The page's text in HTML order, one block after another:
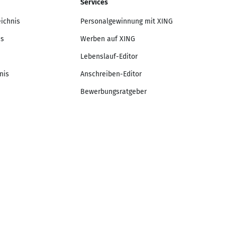
Services
Personalgewinnung mit XING
Werben auf XING
Lebenslauf-Editor
Anschreiben-Editor
Bewerbungsratgeber